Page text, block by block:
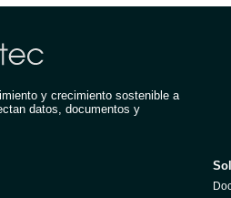
y crecimiento sostenible a
datos, documentos y